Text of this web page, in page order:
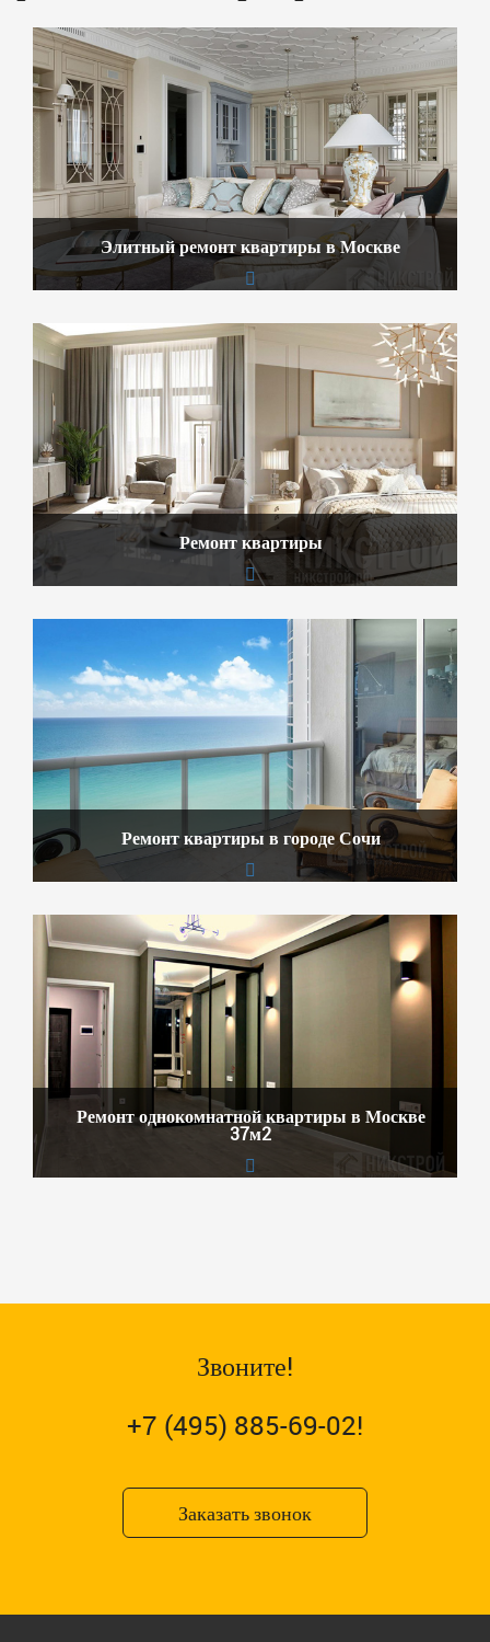
Элитный ремонт квартиры в Москве
Ремонт квартиры
Ремонт квартиры в городе Сочи
Ремонт однокомнатной квартиры в Москве
37м2
Звоните!
+7 (495) 885-69-02!
Заказать звонок